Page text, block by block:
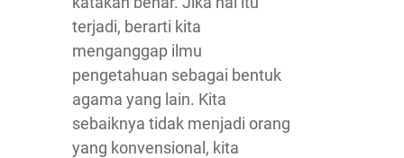
terjadi, berarti kita
menganggap ilmu
pengetahuan sebagai bentuk
agama yang lain. Kita
sebaiknya tidak menjadi orang
yang konvensional, kita